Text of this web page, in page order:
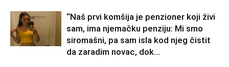
“Naš prvi komšija je penzioner koji živi
sam, ima njemačku penziju: Mi smo
siromašni, pa sam isla kod njeg čistit
da zaradim novac, dok...